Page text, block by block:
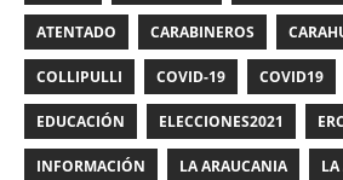
ATENTADO CARABINEROS
COLLIPULLI COVID-19 COVID19
EDUCACIÓN ELECCIONES2021
INFORMACIÓN LA ARAUCANIA